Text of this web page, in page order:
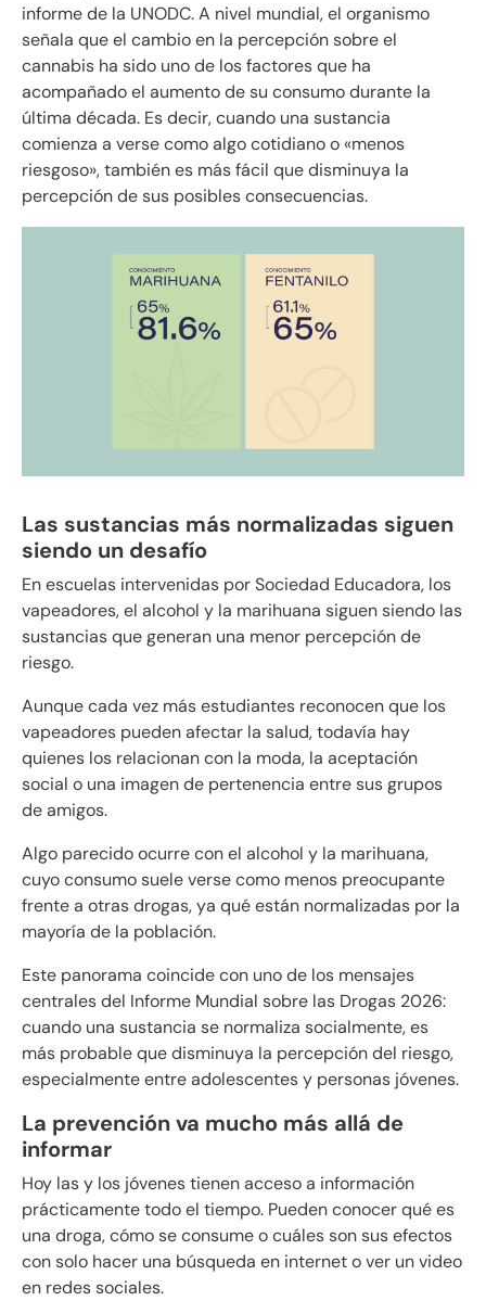
informe de la UNODC. A nivel mundial, el organismo
señala que el cambio en la percepción sobre el
cannabis ha sido uno de los factores que ha
acompañado el aumento de su consumo durante la
última década. Es decir, cuando una sustancia
comienza a verse como algo cotidiano o «menos
riesgoso», también es más fácil que disminuya la
percepción de sus posibles consecuencias.
Las sustancias más normalizadas siguen
siendo un desafío
En escuelas intervenidas por Sociedad Educadora, los
vapeadores, el alcohol y la marihuana siguen siendo las
sustancias que generan una menor percepción de
riesgo.
Aunque cada vez más estudiantes reconocen que los
vapeadores pueden afectar la salud, todavía hay
quienes los relacionan con la moda, la aceptación
social o una imagen de pertenencia entre sus grupos
de amigos.
Algo parecido ocurre con el alcohol y la marihuana,
cuyo consumo suele verse como menos preocupante
frente a otras drogas, ya qué están normalizadas por la
mayoría de la población.
Este panorama coincide con uno de los mensajes
centrales del Informe Mundial sobre las Drogas 2026:
cuando una sustancia se normaliza socialmente, es
más probable que disminuya la percepción del riesgo,
especialmente entre adolescentes y personas jóvenes.
La prevención va mucho más allá de
informar
Hoy las y los jóvenes tienen acceso a información
prácticamente todo el tiempo. Pueden conocer qué es
una droga, cómo se consume o cuáles son sus efectos
con solo hacer una búsqueda en internet o ver un video
en redes sociales.